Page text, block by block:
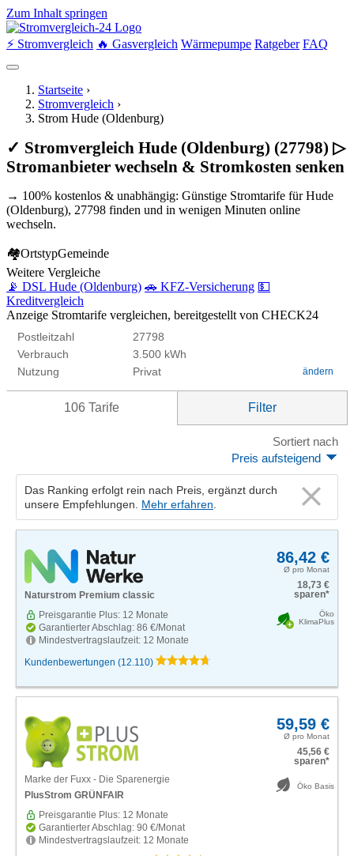
Zum Inhalt springen
⚡ Stromvergleich 🔥 Gasvergleich Wärmepumpe Ratgeber FAQ
Startseite ›
Stromvergleich ›
Strom Hude (Oldenburg)
✓ Stromvergleich Hude (Oldenburg) (27798) ▷
Stromanbieter wechseln & Stromkosten senken
→ 100% kostenlos & unabhängig: Günstige Stromtarife für Hude
(Oldenburg), 27798 finden und in wenigen Minuten online
wechseln.
🏘OrtstypGemeinde
Weitere Vergleiche
📡 DSL Hude (Oldenburg) 🚗 KFZ-Versicherung 💵
Kreditvergleich
Anzeige Stromtarife vergleichen, bereitgestellt von CHECK24